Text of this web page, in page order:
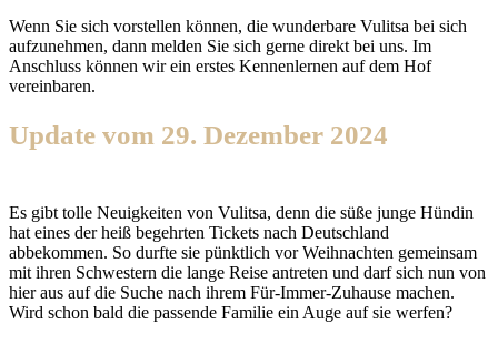
Wenn Sie sich vorstellen können, die wunderbare Vulitsa bei sich
aufzunehmen, dann melden Sie sich gerne direkt bei uns. Im
Anschluss können wir ein erstes Kennenlernen auf dem Hof
vereinbaren.
Update vom 29. Dezember 2024
Es gibt tolle Neuigkeiten von Vulitsa, denn die süße junge Hündin
hat eines der heiß begehrten Tickets nach Deutschland
abbekommen. So durfte sie pünktlich vor Weihnachten gemeinsam
mit ihren Schwestern die lange Reise antreten und darf sich nun von
hier aus auf die Suche nach ihrem Für-Immer-Zuhause machen.
Wird schon bald die passende Familie ein Auge auf sie werfen?